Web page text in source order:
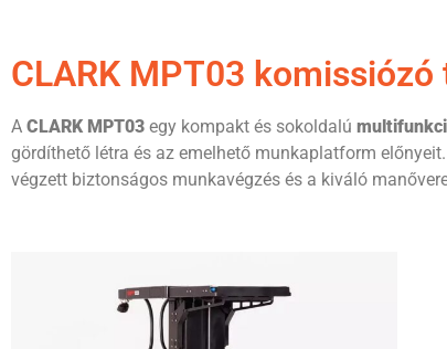
CLARK MPT03
A CLARK MPT03 egy kompakt és sokoldalú
gördíthető létra és az emelhető munkaplatform
végzett biztonságos munkavégzés és a kiváló